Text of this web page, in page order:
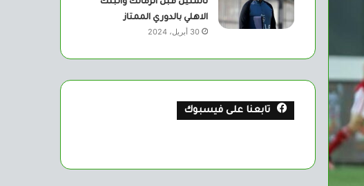
ناشئين قبل الزمالك والبنك
الاهلي بالدوري الممتاز
30 أبريل، 2024
تابعنا على فيسبوك